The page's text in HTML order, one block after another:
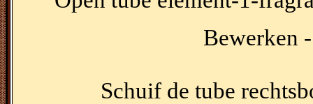
Bewerken
Schuif de tube